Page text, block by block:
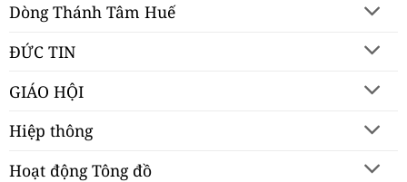
Dòng Thánh Tâm Huế
ĐỨC TIN
GIÁO HỘI
Hiệp thông
Hoạt động Tông đồ